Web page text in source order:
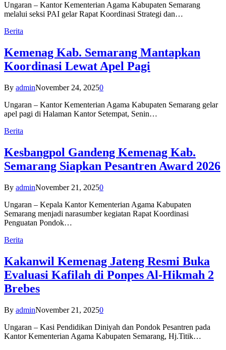
Ungaran – Kantor Kementerian Agama Kabupaten Semarang
melalui seksi PAI gelar Rapat Koordinasi Strategi dan…
Berita
Kemenag Kab. Semarang Mantapkan
Koordinasi Lewat Apel Pagi
By adminNovember 24, 20250
Ungaran – Kantor Kementerian Agama Kabupaten Semarang gelar
apel pagi di Halaman Kantor Setempat, Senin…
Berita
Kesbangpol Gandeng Kemenag Kab.
Semarang Siapkan Pesantren Award 2026
By adminNovember 21, 20250
Ungaran – Kepala Kantor Kementerian Agama Kabupaten
Semarang menjadi narasumber kegiatan Rapat Koordinasi
Penguatan Pondok…
Berita
Kakanwil Kemenag Jateng Resmi Buka
Evaluasi Kafilah di Ponpes Al-Hikmah 2
Brebes
By adminNovember 21, 20250
Ungaran – Kasi Pendidikan Diniyah dan Pondok Pesantren pada
Kantor Kementerian Agama Kabupaten Semarang, Hj.Titik…